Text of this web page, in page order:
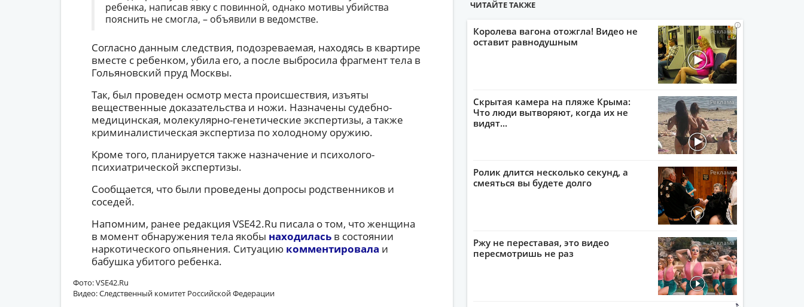
ребенка, написав явку с повинной, однако мотивы убийства
пояснить не смогла, – объявили в ведомстве.
Согласно данным следствия, подозреваемая, находясь в квартире
вместе с ребенком, убила его, а после выбросила фрагмент тела в
Гольяновский пруд Москвы.
Так, был проведен осмотр места происшествия, изъяты
вещественные доказательства и ножи. Назначены судебно-
медицинская, молекулярно-генетические экспертизы, а также
криминалистическая экспертиза по холодному оружию.
Кроме того, планируется также назначение и психолого-
психиатрической экспертизы.
Сообщается, что были проведены допросы родственников и
соседей.
Напомним, ранее редакция VSE42.Ru писала о том, что женщина
в момент обнаружения тела якобы находилась в состоянии
наркотического опьянения. Ситуацию комментировала и
бабушка убитого ребенка.
Фото: VSE42.Ru
Видео: Следственный комитет Российской Федерации
ЧИТАЙТЕ ТАКЖЕ
i
Королева вагона отожгла! Видео не
оставит равнодушным
i
Скрытая камера на пляже Крыма:
Что люди вытворяют, когда их не
видят...
i
Ролик длится несколько секунд, а
смеяться вы будете долго
i
Ржу не переставая, это видео
пересмотришь не раз